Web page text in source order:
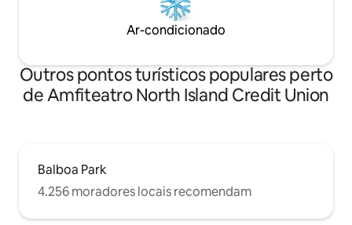
Ar-condicionado
Outros pontos turísticos populares perto
de Amfiteatro North Island Credit Union
Balboa Park
4.256 moradores locais recomendam